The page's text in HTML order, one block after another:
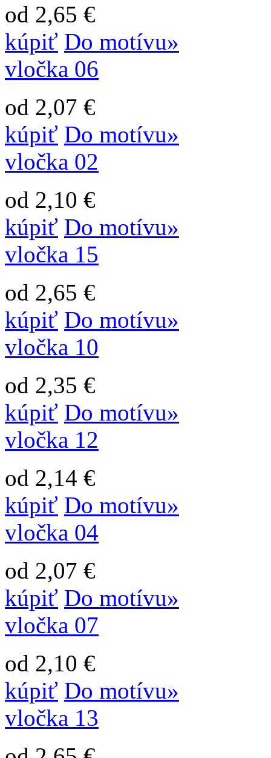
od 2,65 €
kúpiť Do motívu»
vločka 06
od 2,07 €
kúpiť Do motívu»
vločka 02
od 2,10 €
kúpiť Do motívu»
vločka 15
od 2,65 €
kúpiť Do motívu»
vločka 10
od 2,35 €
kúpiť Do motívu»
vločka 12
od 2,14 €
kúpiť Do motívu»
vločka 04
od 2,07 €
kúpiť Do motívu»
vločka 07
od 2,10 €
kúpiť Do motívu»
vločka 13